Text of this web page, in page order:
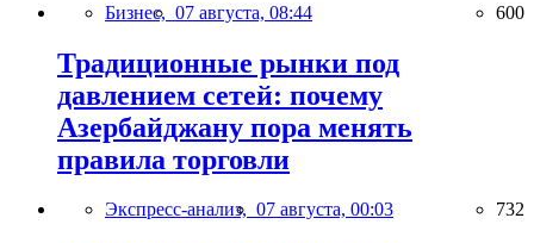
Бизнес, 07 августа, 08:44 600
Традиционные рынки под
давлением сетей: почему
Азербайджану пора менять
правила торговли
Экспресс-анализ, 07 августа, 00:03 732